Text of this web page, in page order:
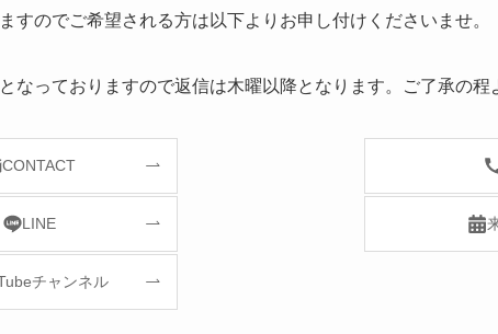
すのでご希望される方は以下よりお申し付けくださいませ。
なっておりますので返信は木曜以降となります。ご了承の程
CONTACT
LINE
チャンネル